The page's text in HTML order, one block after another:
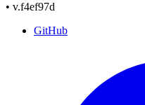
• v.f4ef97d
GitHub